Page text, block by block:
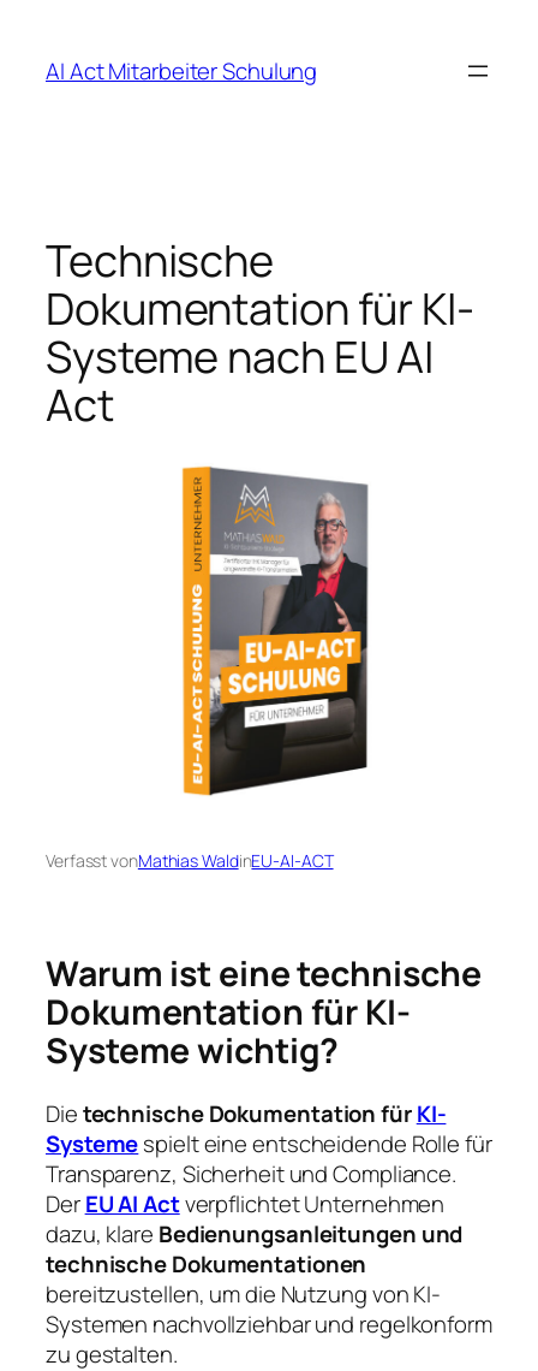
springen
AI Act Mitarbeiter Schulung
Technische
Dokumentation für KI-
Systeme nach EU AI
Act
Verfasst vonMathias WaldinEU-AI-ACT
Warum ist eine technische
Dokumentation für KI-
Systeme wichtig?
Dietechnische Dokumentation fürKI-
Systemespielt eine entscheidende Rolle für
Transparenz, Sicherheit und Compliance.
DerEU AI Actverpflichtet Unternehmen
dazu, klare Bedienungsanleitungen und
technische Dokumentationen
bereitzustellen, um die Nutzung von KI-
Systemen nachvollziehbar und regelkonform
zu gestalten.